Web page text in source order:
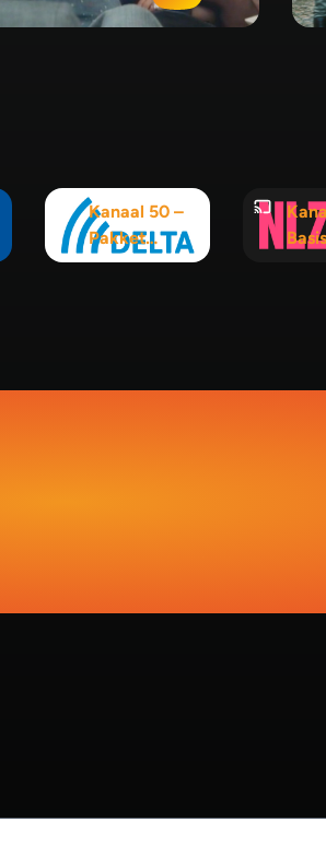
Kanaal 50 –
Pakket
Interactief